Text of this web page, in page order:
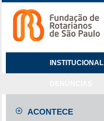
INSTITUCIONAL
ACONTECE